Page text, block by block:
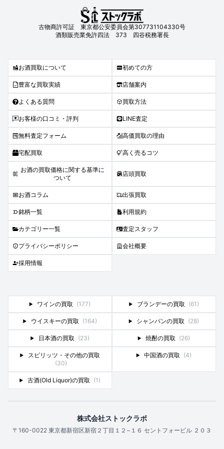
古物商許可証 東京都公安委員会第307731104330号
酒類販売業免許四法 373 四谷税務署長
お酒買取について 初めての方
豊富な買取実績 店舗案内
よくある質問 買取方法
お客様の口コミ・評判 LINE査定
無料査定フォーム 高価買取の理由
宅配買取 高く売るコツ
お酒の買取価格に関する基準に
ついて
店頭買取
お酒コラム 出張買取
銘柄一覧 利用規約
カテゴリー一覧 査定スタッフ
プライバシーポリシー 会社概要
採用情報
ワインの買取 (177) ブランデーの買取 (61)
ウイスキーの買取 (164) シャンパンの買取 (28)
日本酒の買取 (23) 焼酎の買取 (26)
スピリッツ・その他の買取
(30)
中国酒の買取 (4)
古酒(Old Liquor)の買取 (1)
株式会社ストックラボ
〒160-0022 東京都新宿区新宿２丁目１２−１６ セントフォービル ２０３